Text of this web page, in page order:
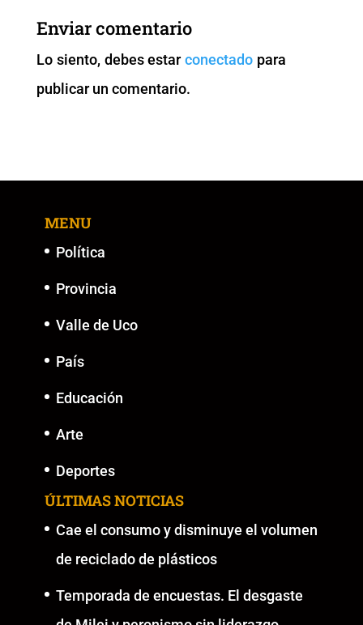
b
o
o
k
A
p
p k
er
Enviar comentario
Lo siento, debes estarconectado para
publicar un comentario.
MENU
Política
Provincia
Valle de Uco
País
Educación
Arte
Deportes
ÚLTIMAS NOTICIAS
Cae el consumo y disminuye el volumen
de reciclado de plásticos
Temporada de encuestas. El desgaste